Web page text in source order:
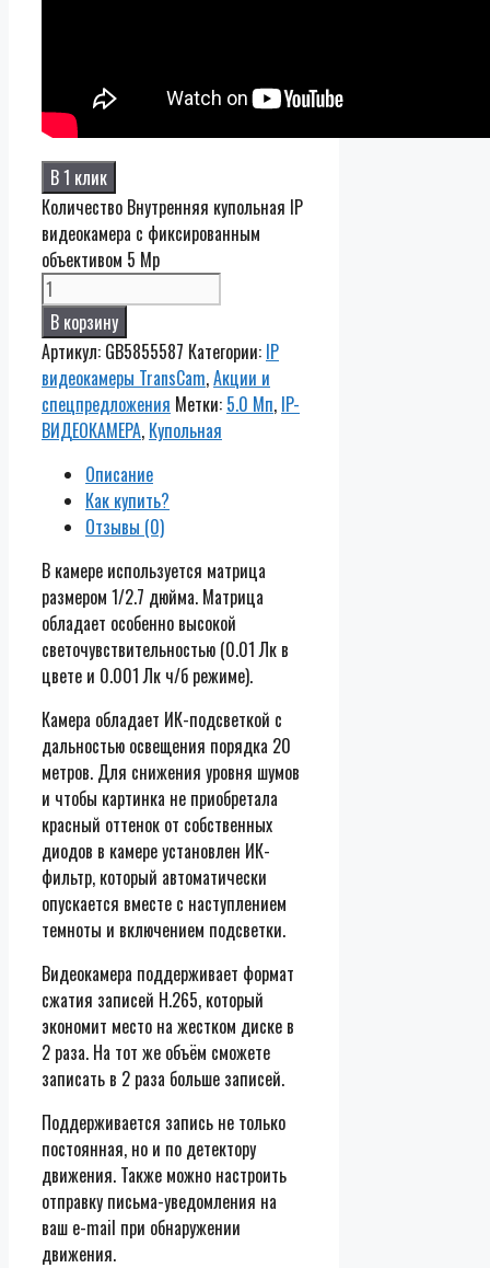
В 1 клик
Количество Внутренняя купольная IP
видеокамера с фиксированным
объективом 5 Mp
В корзину
Артикул: GB5855587 Категории: IP
видеокамеры TransCam,Акции и
спецпредложения Метки: 5.0 Мп, IP-
ВИДЕОКАМЕРА, Купольная
Описание
Как купить?
Отзывы (0)
В камере используется матрица
размером 1/2.7 дюйма. Матрица
обладает особенно высокой
светочувствительностью (0.01 Лк в
цвете и 0.001 Лк ч/б режиме).
Камера обладает ИК-подсветкой с
дальностью освещения порядка 20
метров. Для снижения уровня шумов
и чтобы картинка не приобретала
красный оттенок от собственных
диодов в камере установлен ИК-
фильтр, который автоматически
опускается вместе с наступлением
темноты и включением подсветки.
Видеокамера поддерживает формат
сжатия записей H.265, который
экономит место на жестком диске в
2 раза. На тот же объём сможете
записать в 2 раза больше записей.
Поддерживается запись не только
постоянная, но и по детектору
движения. Также можно настроить
отправку письма-уведомления на
ваш e-mail при обнаружении
движения.